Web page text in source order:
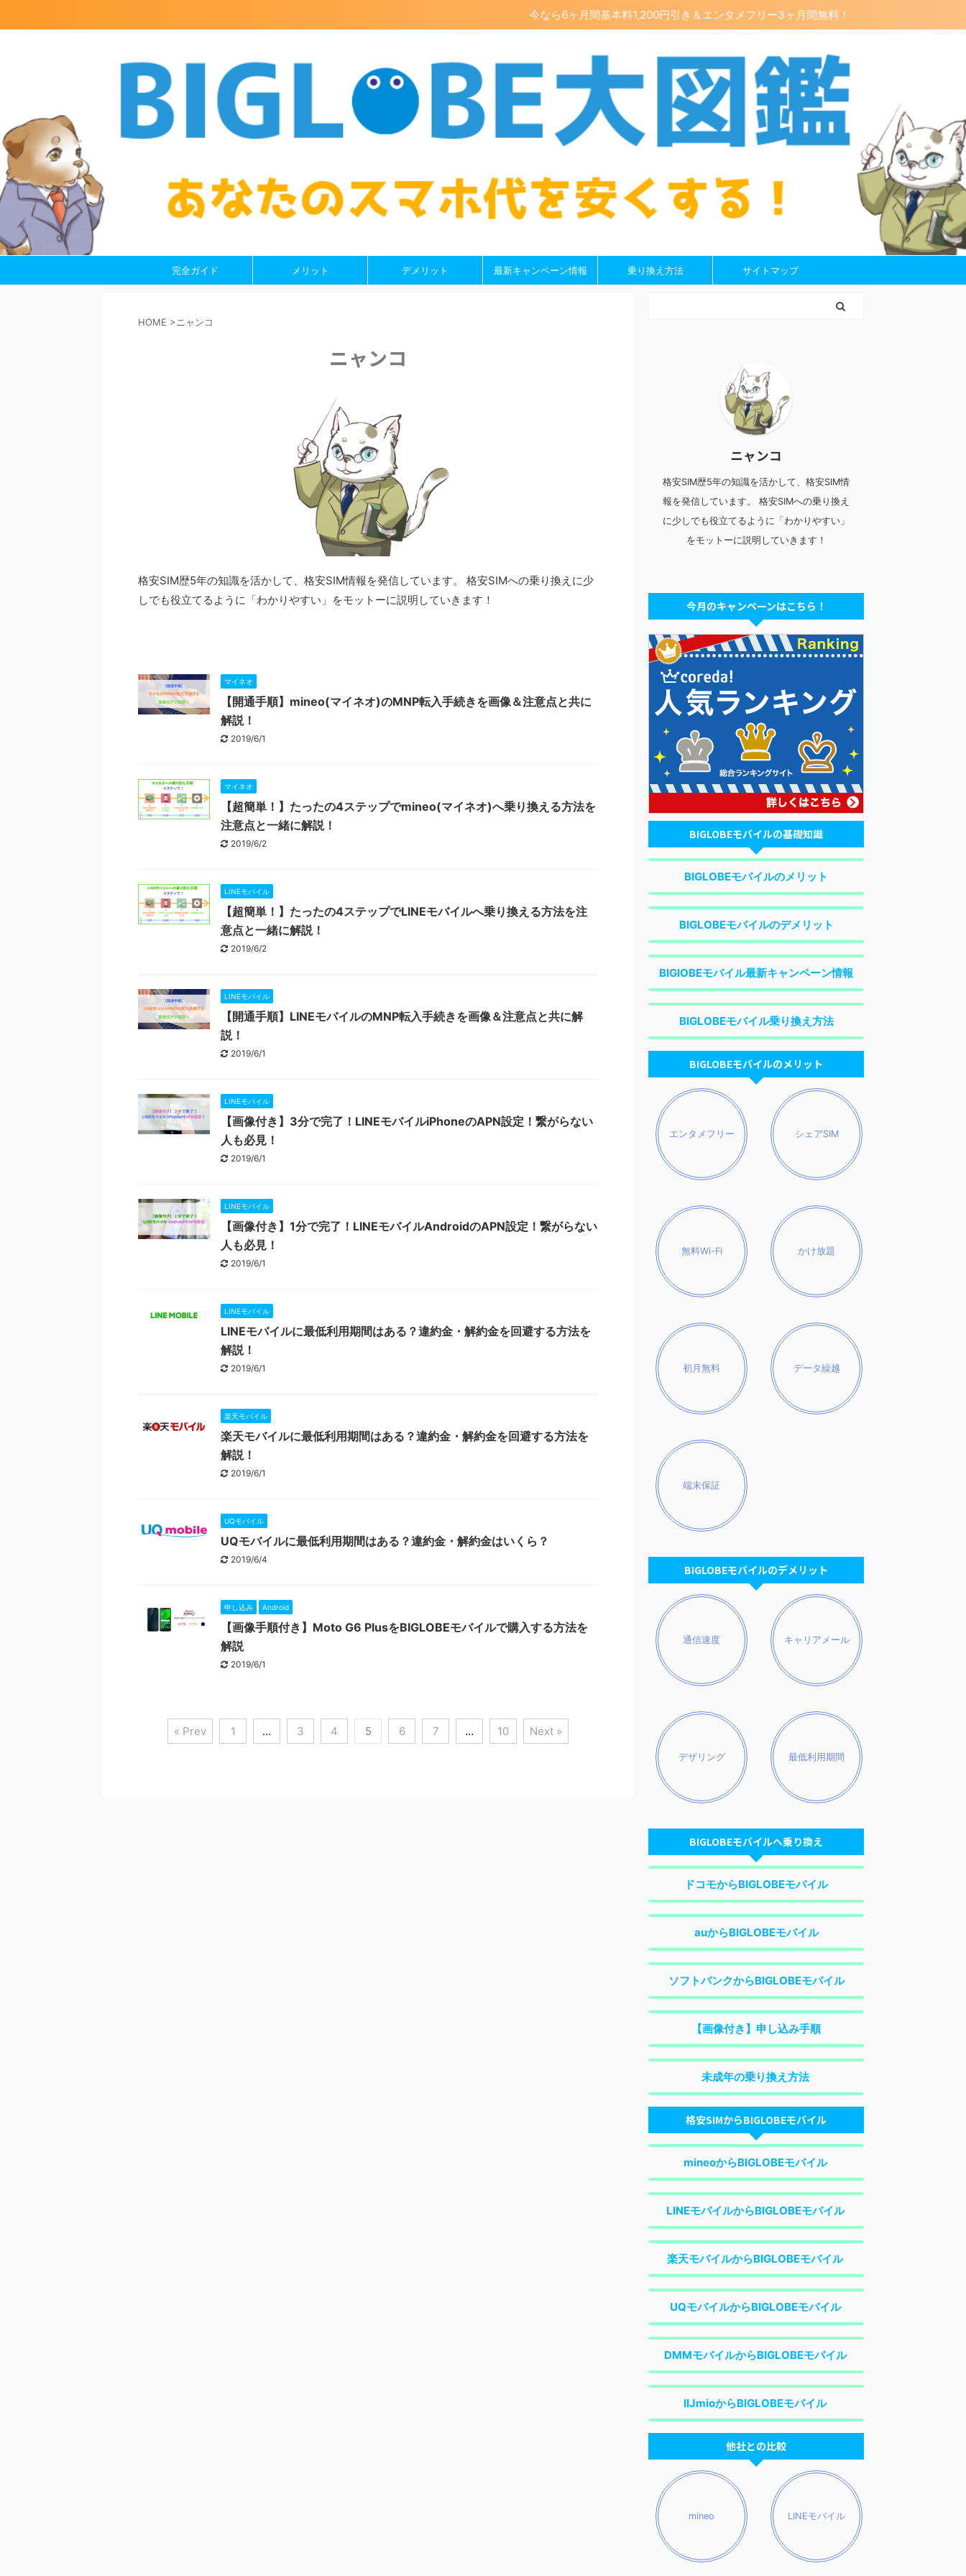
今なら6ヶ月間基本料1,200円引き＆エンタメフリー3ヶ月間無料！
完全ガイド メリット デメリット 最新キャンペーン情報 乗り換え方法 サイトマップ
HOME >ニャンコ
ニャンコ
格安SIM歴5年の知識を活かして、格安SIM情報を発信しています。 格安SIMへの乗り換えに少
しでも役立てるように「わかりやすい」をモットーに説明していきます！
マイネオ
【開通手順】mineo(マイネオ)のMNP転入手続きを画像＆注意点と共に
解説！
2019/6/1
マイネオ
【超簡単！】たったの4ステップでmineo(マイネオ)へ乗り換える方法を
注意点と一緒に解説！
2019/6/2
LINEモバイル
【超簡単！】たったの4ステップでLINEモバイルへ乗り換える方法を注
意点と一緒に解説！
2019/6/2
LINEモバイル
【開通手順】LINEモバイルのMNP転入手続きを画像＆注意点と共に解
説！
2019/6/1
LINEモバイル
【画像付き】3分で完了！LINEモバイルiPhoneのAPN設定！繋がらない
人も必見！
2019/6/1
LINEモバイル
【画像付き】1分で完了！LINEモバイルAndroidのAPN設定！繋がらない
人も必見！
2019/6/1
LINEモバイル
LINEモバイルに最低利用期間はある？違約金・解約金を回避する方法を
解説！
2019/6/1
楽天モバイル
楽天モバイルに最低利用期間はある？違約金・解約金を回避する方法を
解説！
2019/6/1
UQモバイル
UQモバイルに最低利用期間はある？違約金・解約金はいくら？
2019/6/4
申し込み Android
【画像手順付き】Moto G6 PlusをBIGLOBEモバイルで購入する方法を
解説
2019/6/1
« Prev 1 … 3 4 5 6 7 … 10 Next »
ニャンコ
格安SIM歴5年の知識を活かして、格安SIM情
報を発信しています。 格安SIMへの乗り換え
に少しでも役立てるように「わかりやすい」
をモットーに説明していきます！
今月のキャンペーンはこちら！
BIGLOBEモバイルの基礎知識
BIGLOBEモバイルのメリット
BIGLOBEモバイルのデメリット
BIGlOBEモバイル最新キャンペーン情報
BIGLOBEモバイル乗り換え方法
BIGLOBEモバイルのメリット
エンタメフリー シェアSIM
無料Wi-Fi かけ放題
初月無料 データ繰越
端末保証
BIGLOBEモバイルのデメリット
通信速度 キャリアメール
デザリング 最低利用期間
BIGLOBEモバイルへ乗り換え
ドコモからBIGLOBEモバイル
auからBIGLOBEモバイル
ソフトバンクからBIGLOBEモバイル
【画像付き】申し込み手順
未成年の乗り換え方法
格安SIMからBIGLOBEモバイル
mineoからBIGLOBEモバイル
LINEモバイルからBIGLOBEモバイル
楽天モバイルからBIGLOBEモバイル
UQモバイルからBIGLOBEモバイル
DMMモバイルからBIGLOBEモバイル
IIJmioからBIGLOBEモバイル
他社との比較
mineo LINEモバイル